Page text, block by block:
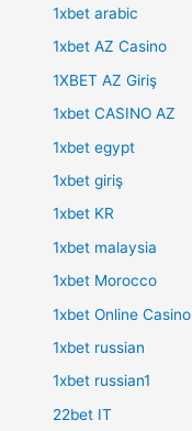
1xbet arabic
1xbet AZ Casino
1XBET AZ Giriş
1xbet CASINO AZ
1xbet egypt
1xbet giriş
1xbet KR
1xbet malaysia
1xbet Morocco
1xbet Online Casino
1xbet russian
1xbet russian1
22bet IT